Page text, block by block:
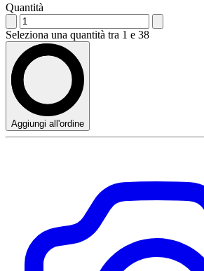
Quantità
Seleziona una quantità tra 1 e 38
Aggiungi all'ordine